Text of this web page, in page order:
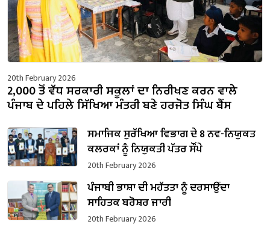
20th February 2026
2,000 ਤੋਂ ਵੱਧ ਸਰਕਾਰੀ ਸਕੂਲਾਂ ਦਾ ਨਿਰੀਖਣ ਕਰਨ ਵਾਲੇ
ਪੰਜਾਬ ਦੇ ਪਹਿਲੇ ਸਿੱਖਿਆ ਮੰਤਰੀ ਬਣੇ ਹਰਜੋਤ ਸਿੰਘ ਬੈਂਸ
ਸਮਾਜਿਕ ਸੁਰੱਖਿਆ ਵਿਭਾਗ ਦੇ 8 ਨਵ-ਨਿਯੁਕਤ
ਕਲਰਕਾਂ ਨੂੰ ਨਿਯੁਕਤੀ ਪੱਤਰ ਸੌਂਪੇ
20th February 2026
ਪੰਜਾਬੀ ਭਾਸ਼ਾ ਦੀ ਮਹੱਤਤਾ ਨੂੰ ਦਰਸਾਉਂਦਾ
ਸਾਹਿਤਕ ਬਰੋਸ਼ਰ ਜਾਰੀ
20th February 2026